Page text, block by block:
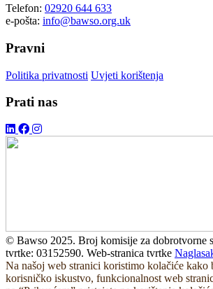
Telefon: 02920 644 633
e-pošta: info@bawso.org.uk
Pravni
Politika privatnosti Uvjeti korištenja
Prati nas
© Bawso 2025. Broj komisije za dobrotvorne
tvrtke: 03152590. Web-stranica tvrtke
Na našoj web stranici koristimo kolačiće kako
korisničko iskustvo, funkcionalnost web